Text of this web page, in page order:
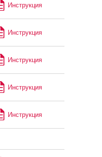
Инструкция
Инструкция
Инструкция
Инструкция
Инструкция